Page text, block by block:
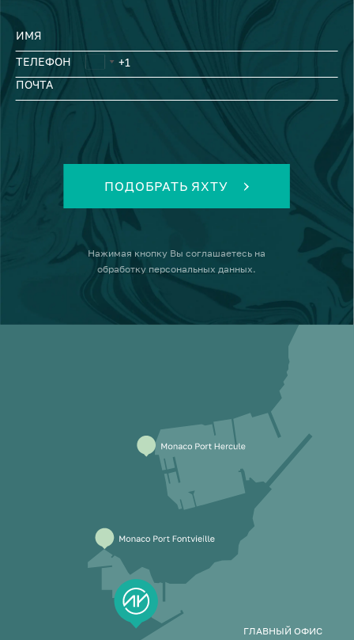
ИМЯ
ТЕЛЕФОН
ПОЧТА
ПОДОБРАТЬ ЯХТУ
Нажимая кнопку Вы соглашаетесь на
обработку персональных данных.
ГЛАВНЫЙ ОФИС